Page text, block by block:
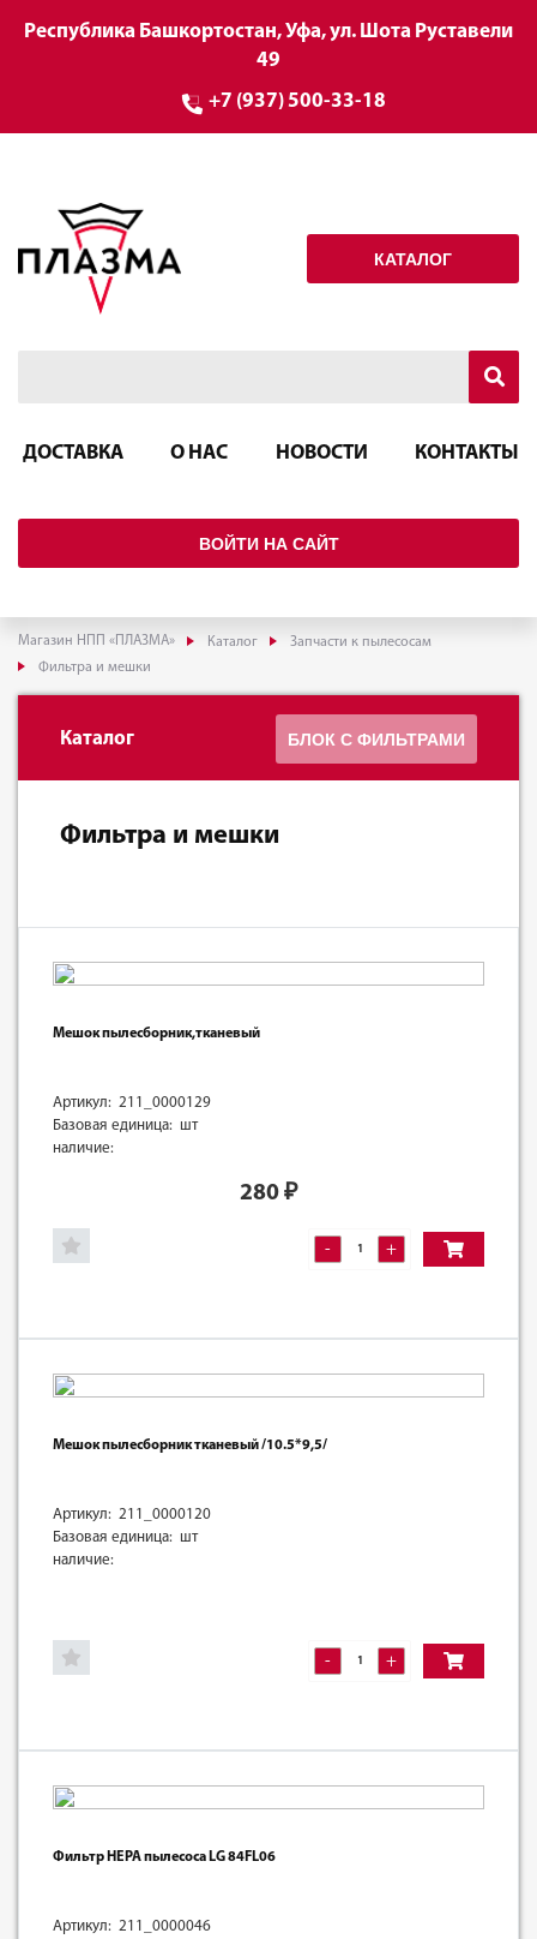
Республика Башкортостан, Уфа, ул. Шота Руставели
49
+7 (937) 500-33-18
КАТАЛОГ
ДОСТАВКА О НАС НОВОСТИ КОНТАКТЫ
ВОЙТИ НА САЙТ
Магазин НПП «ПЛАЗМА» Каталог
Запчасти к пылесосам
Фильтра и мешки
Каталог БЛОК С ФИЛЬТРАМИ
Фильтра и мешки
Мешок пылесборник,тканевый
Артикул: 211_0000129
Базовая единица: шт
наличие:
280 ₽
- +
Мешок пылесборник тканевый /10.5*9,5/
Артикул: 211_0000120
Базовая единица: шт
наличие:
- +
Фильтр HEPA пылесоса LG 84FL06
Артикул: 211_0000046